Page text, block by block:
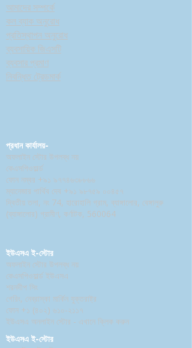
আমাদের সম্পর্কে
কল ব্যাক অনুরোধ
প্রতিস্থাপন অনুরোধ
ব্যবসায়িক জিএসটি
ব্যবসার প্রমাণ
নিবন্ধিত ট্রেডমার্ক
প্রধান কার্যালয়-
অফলাইন স্টোর উপলব্ধ নয়
কেএসপিওয়ার্ল্ড
ফোন নম্বর +৯১ ৯৭৭৪৬৩৮৮৬৬
ম্যানেজার পার্থিব দেব +৯১ ৯৮৭৫৯ ০০৪৫৭
দ্বিতীয় তলা, নং 74, হারোহালি গ্রাম, ব্যাঙ্গালোর, বেঙ্গালুরু
(ব্যাঙ্গালোর) গ্রামীণ, কর্ণাটক, 560064
ইউএসএ ই-স্টোর
অফলাইন স্টোর উপলব্ধ নয়
কেএসপিওয়ার্ল্ড ইউএসএ
শরনদীপ সিং
গেরিং, নেব্রাস্কা মার্কিন যুক্তরাষ্ট্র
ফোন +১ (৪০২) ৬১০-২১১৭
ইউএসএ অনলাইন স্টোর - এখানে ক্লিক করুন
ইউএসএ ই-স্টোর